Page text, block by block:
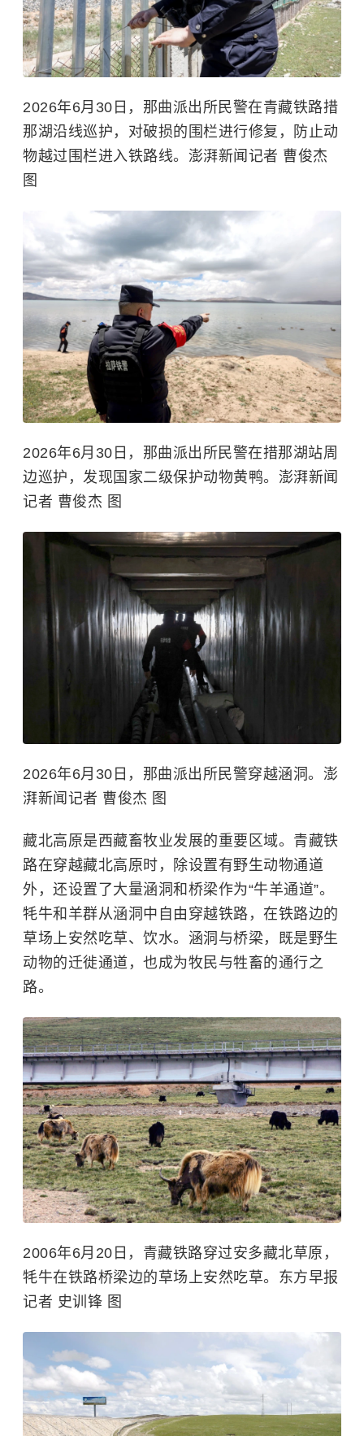
2026年6月30日，那曲派出所民警在青藏铁路措
那湖沿线巡护，对破损的围栏进行修复，防止动
物越过围栏进入铁路线。澎湃新闻记者 曹俊杰
图
2026年6月30日，那曲派出所民警在措那湖站周
边巡护，发现国家二级保护动物黄鸭。澎湃新闻
记者 曹俊杰 图
2026年6月30日，那曲派出所民警穿越涵洞。澎
湃新闻记者 曹俊杰 图
藏北高原是西藏畜牧业发展的重要区域。青藏铁
路在穿越藏北高原时，除设置有野生动物通道
外，还设置了大量涵洞和桥梁作为“牛羊通道”。
牦牛和羊群从涵洞中自由穿越铁路，在铁路边的
草场上安然吃草、饮水。涵洞与桥梁，既是野生
动物的迁徙通道，也成为牧民与牲畜的通行之
路。
2006年6月20日，青藏铁路穿过安多藏北草原，
牦牛在铁路桥梁边的草场上安然吃草。东方早报
记者 史训锋 图